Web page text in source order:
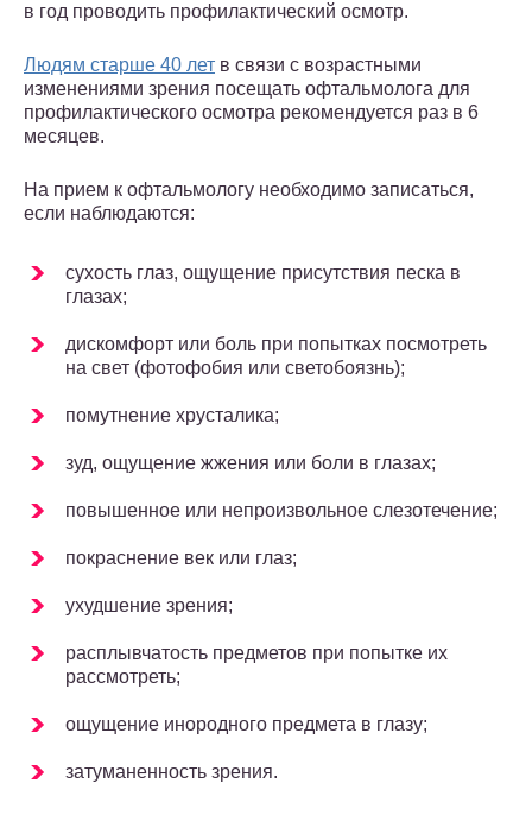
в год проводить профилактический осмотр.
Людям старше 40 лет в связи с возрастными
изменениями зрения посещать офтальмолога для
профилактического осмотра рекомендуется раз в 6
месяцев.
На прием к офтальмологу необходимо записаться,
если наблюдаются:
сухость глаз, ощущение присутствия песка в
глазах;
дискомфорт или боль при попытках посмотреть
на свет (фотофобия или светобоязнь);
помутнение хрусталика;
зуд, ощущение жжения или боли в глазах;
повышенное или непроизвольное слезотечение;
покраснение век или глаз;
ухудшение зрения;
расплывчатость предметов при попытке их
рассмотреть;
ощущение инородного предмета в глазу;
затуманенность зрения.